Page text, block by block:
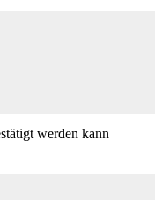
werden kann